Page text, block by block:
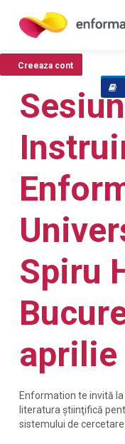
Spiru
aprilie
Enformation te invită
literatura ştiinţifică
sistemului de
Creeaza cont